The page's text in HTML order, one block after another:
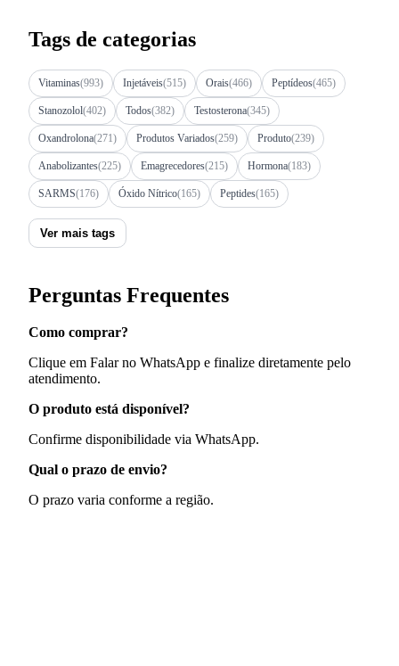
Tags de categorias
Vitaminas(993) Injetáveis(515) Orais(466) Peptídeos(465)
Stanozolol(402) Todos(382) Testosterona(345)
Oxandrolona(271) Produtos Variados(259) Produto(239)
Anabolizantes(225) Emagrecedores(215) Hormona(183)
SARMS(176) Óxido Nítrico(165) Peptides(165)
Ver mais tags
Perguntas Frequentes
Como comprar?
Clique em Falar no WhatsApp e finalize diretamente pelo
atendimento.
O produto está disponível?
Confirme disponibilidade via WhatsApp.
Qual o prazo de envio?
O prazo varia conforme a região.